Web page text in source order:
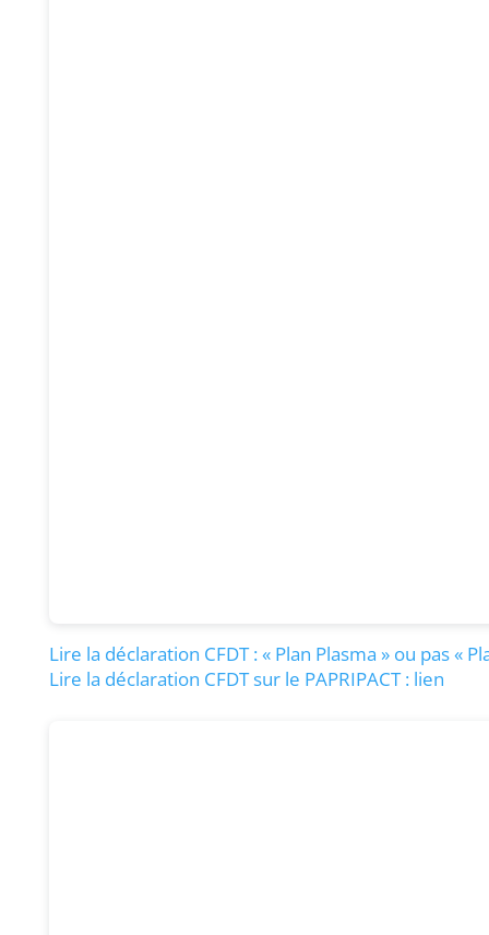
Lire la déclaration CFDT : « Plan Plasma » ou pas «
Lire la déclaration CFDT sur le PAPRIPACT : lien